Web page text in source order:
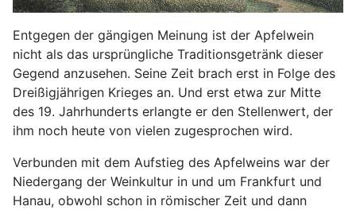
Entgegen der gängigen Meinung ist der Apfelwein
nicht als das ursprüngliche Traditionsgetränk dieser
Gegend anzusehen. Seine Zeit brach erst in Folge des
Dreißigjährigen Krieges an. Und erst etwa zur Mitte
des 19. Jahrhunderts erlangte er den Stellenwert, der
ihm noch heute von vielen zugesprochen wird.
Verbunden mit dem Aufstieg des Apfelweins war der
Niedergang der Weinkultur in und um Frankfurt und
Hanau, obwohl schon in römischer Zeit und dann